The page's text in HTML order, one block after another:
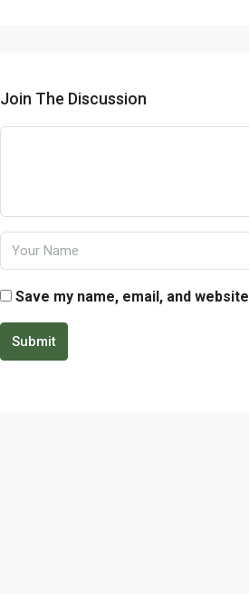
Join The Discussion
Save my name, email, and
Submit